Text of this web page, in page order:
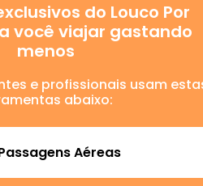
do Louco Por
você viajar gastando
menos
e profissionais usam
abaixo:
Aéreas